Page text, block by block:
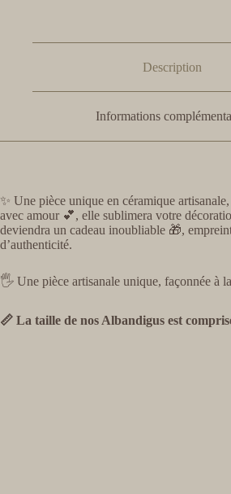
Description
Informations
✨ Une pièce unique en céramique
avec amour 💕, elle sublimera votre
deviendra un cadeau inoubliable 🎁,
d’authenticité.
🖐️ Une pièce artisanale unique, façonnée à
📏 La taille de nos Albandigus est